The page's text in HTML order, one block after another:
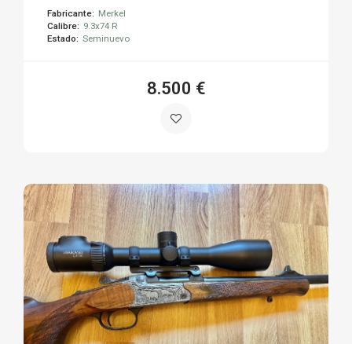
Fabricante: Merkel
Calibre: 9.3x74 R
Estado: Seminuevo
8.500 €